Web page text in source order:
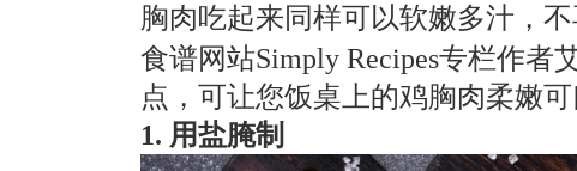
胸肉吃起来同样可以软嫩多汁，
食谱网站Simply Recipes专栏作者
点，可让您饭桌上的鸡胸肉柔嫩可
1. 用盐腌制